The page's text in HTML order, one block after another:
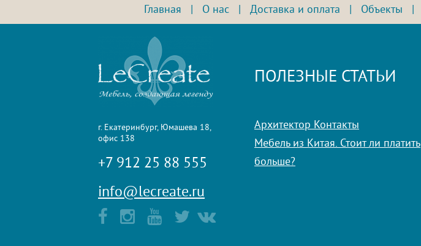
Главная О нас Доставка и оплата Объекты
г. Екатеринбург, Юмашева 18,
офис 138
+7 912 25 88 555
info@lecreate.ru
ПОЛЕЗНЫЕ СТАТЬИ
Архитектор Контакты
Мебель из Китая. Стоит ли платить
больше?